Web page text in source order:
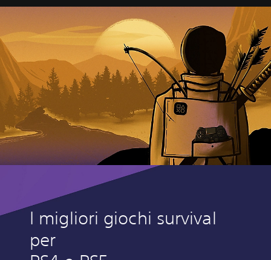
I migliori giochi survival
per